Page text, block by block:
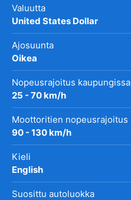
Valuutta
United States Dollar
Ajosuunta
Oikea
Nopeusrajoitus kaupungissa
25 - 70 km/h
Moottoritien nopeusrajoitus
90 - 130 km/h
Kieli
English
Suosittu autoluokka